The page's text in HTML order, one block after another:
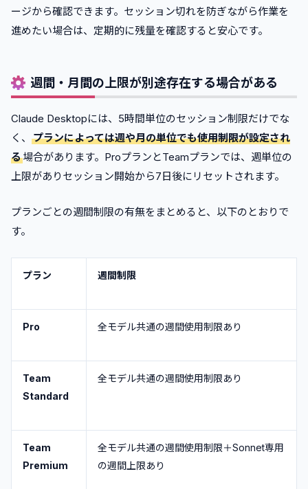
ージから確認できます。セッション切れを防ぎながら作業を
進めたい場合は、定期的に残量を確認すると安心です。
週間・月間の上限が別途存在する場合がある
Claude Desktopには、5時間単位のセッション制限だけでな
く、
プランによっては週や月の単位でも使用制限が設定され
る場合があります。ProプランとTeamプランでは、週単位の
上限がありセッション開始から7日後にリセットされます。
プランごとの週間制限の有無をまとめると、以下のとおりで
す。
プラン 週間制限
Pro 全モデル共通の週間使用制限あり
Team
Standard
全モデル共通の週間使用制限あり
Team
Premium
全モデル共通の週間使用制限＋Sonnet専用
の週間上限あり